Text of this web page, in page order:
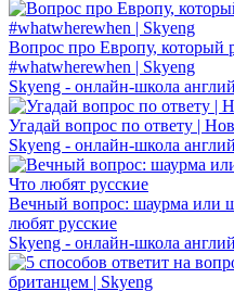
Вопрос про Европу, который
#whatwherewhen | Skyeng
Skyeng - онлайн-школа
Угадай вопрос по ответу |
Skyeng - онлайн-школа
Вечный вопрос: шаурма или
любят русские
Skyeng - онлайн-школа